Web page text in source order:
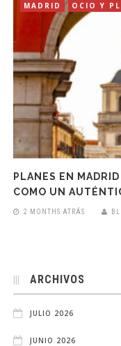
MADRID OCIO Y
PLANES EN
COMO UN
2 MONTHS ATRÁS
ARCHIVOS
JULIO 2026
JUNIO 2026